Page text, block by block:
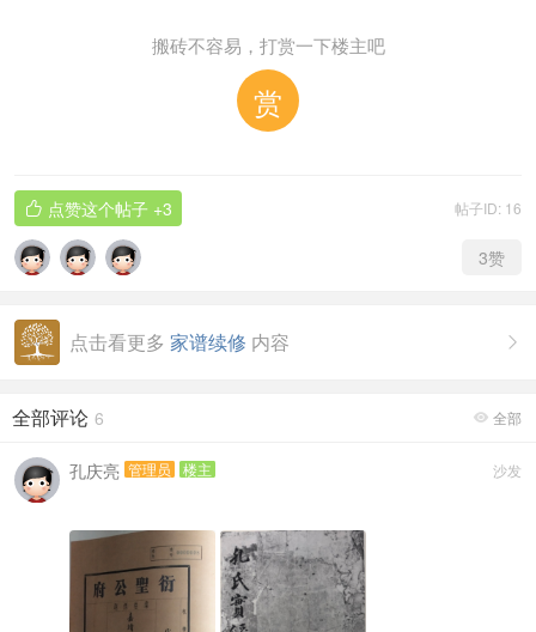
搬砖不容易，打赏一下楼主吧
赏
帖子ID: 16
 点赞这个帖子 +3
3赞

点击看更多 家谱续修 内容
 全部
全部评论 6
沙发
孔庆亮 管理员 楼主